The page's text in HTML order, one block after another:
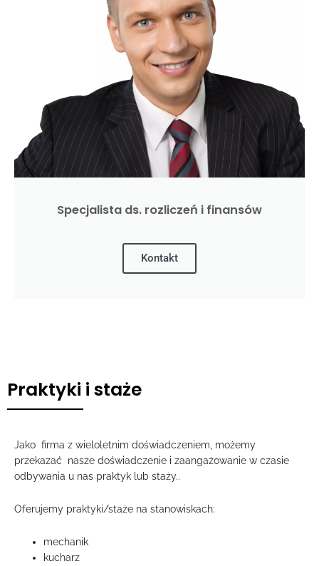
Specjalista ds. rozliczeń i finansów
Kontakt
Praktyki i staże
Jako firma z wieloletnim doświadczeniem, możemy
przekazać nasze doświadczenie i zaangażowanie w czasie
odbywania u nas praktyk lub staży..
Oferujemy praktyki/staże na stanowiskach:
mechanik
kucharz